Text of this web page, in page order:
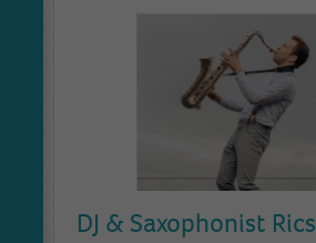
DJ & Saxophonist Rics